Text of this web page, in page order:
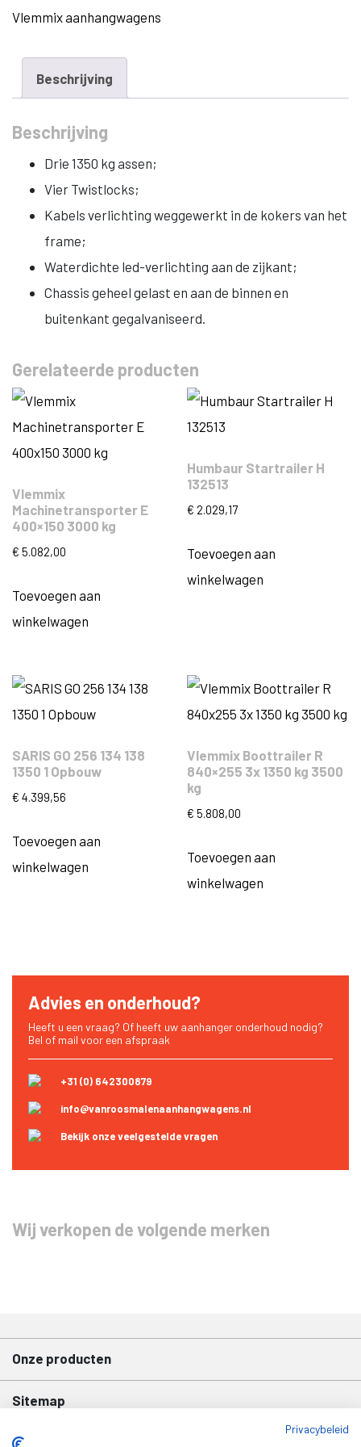
20
600x244
3x
1350
Vlemmix aanhangwagens
Beschrijving
Beschrijving
Drie 1350 kg assen;
Vier Twistlocks;
Kabels verlichting weggewerkt in de kokers van het
frame;
Waterdichte led-verlichting aan de zijkant;
Chassis geheel gelast en aan de binnen en
buitenkant gegalvaniseerd.
Gerelateerde producten
Vlemmix
Machinetransporter E
400×150 3000 kg
€ 5.082,00
Toevoegen aan
winkelwagen
Humbaur Startrailer H
132513
€ 2.029,17
Toevoegen aan
winkelwagen
SARIS GO 256 134 138
1350 1 Opbouw
€ 4.399,56
Toevoegen aan
winkelwagen
Vlemmix Boottrailer R
840×255 3x 1350 kg 3500
kg
€ 5.808,00
Toevoegen aan
winkelwagen
Advies en onderhoud?
Heeft u een vraag? Of heeft uw aanhanger onderhoud nodig?
Bel of mail voor een afspraak
+31 (0) 642300879
info@vanroosmalenaanhangwagens.nl
Bekijk onze veelgestelde vragen
Wij verkopen de volgende merken
Onze producten
Sitemap
Contact
Privacybeleid